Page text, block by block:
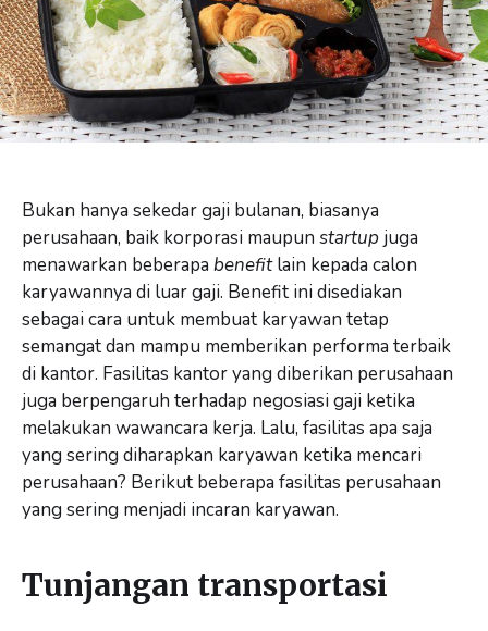
Bukan hanya sekedar gaji bulanan, biasanya
perusahaan, baik korporasi maupun startup juga
menawarkan beberapa benefitlain kepada calon
karyawannya di luar gaji. Benefit ini disediakan
sebagai cara untuk membuat karyawan tetap
semangat dan mampu memberikan performa terbaik
di kantor. Fasilitas kantor yang diberikan perusahaan
juga berpengaruh terhadap negosiasi gaji ketika
melakukan wawancara kerja. Lalu, fasilitas apa saja
yang sering diharapkan karyawan ketika mencari
perusahaan? Berikut beberapa fasilitas perusahaan
yang sering menjadi incaran karyawan.
Tunjangan transportasi